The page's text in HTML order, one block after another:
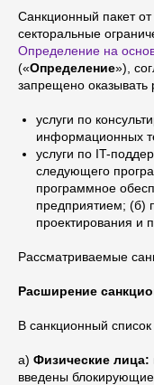
Санкционный пакет
секторальные
Определение на
(«Определение»),
запрещено
услуги по
информационных
услуги по IT-
следующего
программное
предприятием; (б)
проектирования и
Рассматриваемые
Расширение
В санкционный
a) Физические лица:
введены блокирующие